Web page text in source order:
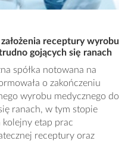
receptury wyrobu
gojących się ranach
spółka notowana na
o zakończeniu
wyrobu medycznego do
ranach, w tym stopie
etap prac
receptury oraz